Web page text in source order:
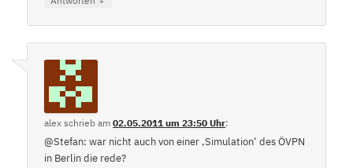
alex schrieb am02.05.2011 um 23:50 Uhr:
@Stefan: war nicht auch von einer ‚Simulation‘ des ÖVPN
in Berlin die rede?